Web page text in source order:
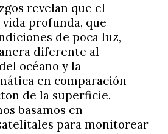
revelan que el
profunda, que
de poca luz,
diferente al
océano y la
en comparación
de la superficie.
basamos en
para monitorear